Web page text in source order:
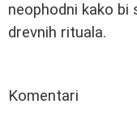
neophodni kako
drevnih rituala.
Komentari